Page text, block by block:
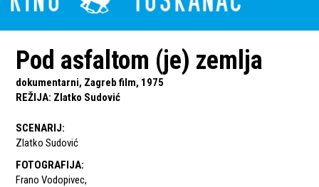
Pod asfaltom (je) zemlja
dokumentarni, Zagreb film, 1975
REŽIJA: Zlatko Sudović
SCENARIJ:
Zlatko Sudović
FOTOGRAFIJA:
Frano Vodopivec,